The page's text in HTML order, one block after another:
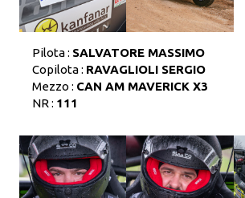
Pilota : SALVATORE MASSIMO
Copilota : RAVAGLIOLI SERGIO
Mezzo : CAN AM MAVERICK X3
NR : 111